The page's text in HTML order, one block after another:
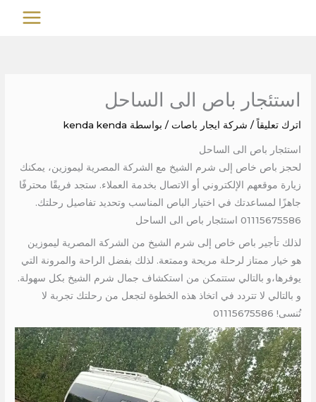
MAIN
استئجار باص الى الساحل
اترك تعليقاً / شركة ايجار باصات / بواسطة kenda kenda
استئجار باص الى الساحل
لحجز باص خاص إلى شرم الشيخ مع الشركة المصرية ليموزين، يمكنك
زيارة موقعهم الإلكتروني أو الاتصال بخدمة العملاء. ستجد فريقًا محترفًا
جاهزًا لمساعدتك في اختيار الباص المناسب وتحديد تفاصيل رحلتك.
01115675586 استئجار باص الى الساحل
لذلك تأجير باص خاص إلى شرم الشيخ من الشركة المصرية ليموزين
هو خيار ممتاز لرحلة مريحة وممتعة. لذلك بفضل الراحة والمرونة التي
يوفرها،و بالتالي ستتمكن من استكشاف جمال شرم الشيخ بكل سهولة.
و بالتالي لا تتردد في اتخاذ هذه الخطوة لتجعل من رحلتك تجربة لا
تُنسى! 01115675586